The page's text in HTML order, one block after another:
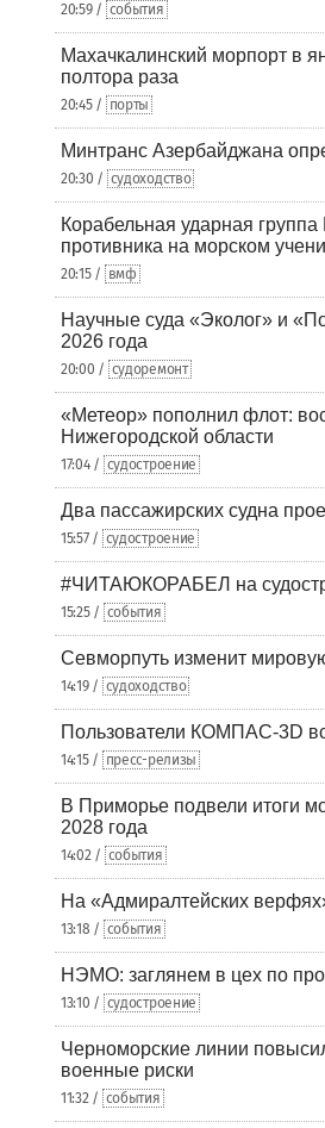
20:59 / события
Махачкалинский морпорт в
полтора раза
20:45 / порты
Минтранс Азербайджана
20:30 / судоходство
Корабельная ударная
противника на морском
20:15 / вмф
Научные суда «Эколог» и
2026 года
20:00 / судоремонт
«Метеор» пополнил флот:
Нижегородской области
17:04 / судостроение
Два пассажирских судна
15:57 / судостроение
#ЧИТАЮКОРАБЕЛ на
15:25 / события
Севморпуть изменит
14:19 / судоходство
Пользователи КОМПАС-3D
14:15 / пресс-релизы
В Приморье подвели итоги
2028 года
14:02 / события
На «Адмиралтейских
13:18 / события
НЭМО: заглянем в цех по
13:10 / судостроение
Черноморские линии
военные риски
11:32 / события